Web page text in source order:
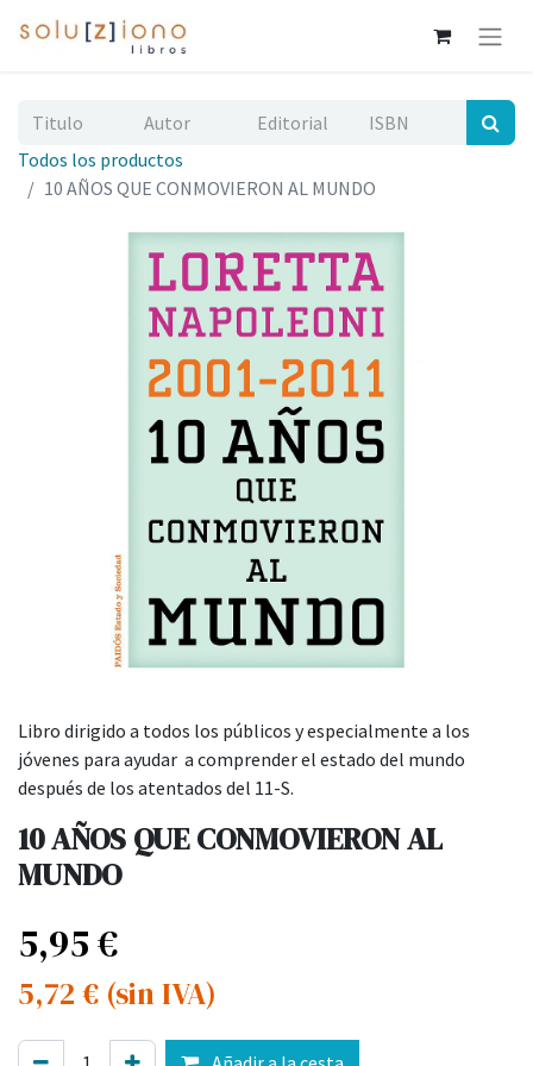
Todos los productos
10 AÑOS QUE CONMOVIERON AL MUNDO
Libro dirigido a todos los públicos y especialmente a los
jóvenes para ayudar a comprender el estado del mundo
después de los atentados del 11-S.
10 AÑOS QUE CONMOVIERON AL
MUNDO
5,95€
5,72 € (sin IVA)